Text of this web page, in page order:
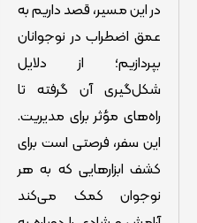
در این مسیر، قصد داریم به
عمق اضطراب در نوجوانان
بپردازیم؛ از دلایل
شکل‌گیری آن گرفته تا
راه‌های مؤثر برای مدیریت.
این سفر، فرصتی است برای
کشف ابزارهایی که به هر
نوجوان کمک می‌کند